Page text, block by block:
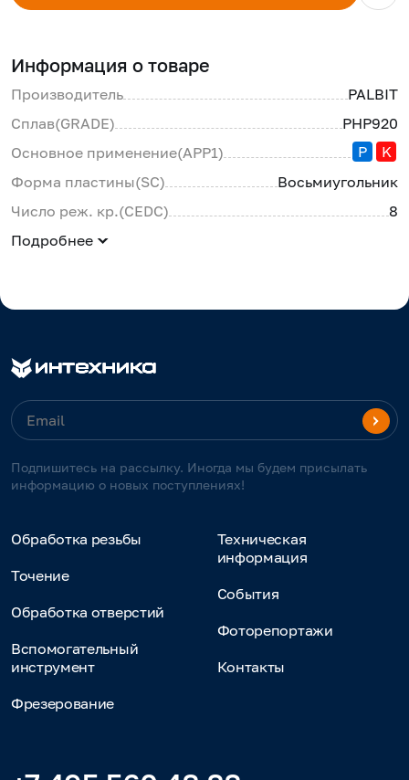
Информация о товаре
Производитель
PALBIT
Сплав(GRADE)
PHP920
Основное применение(APP1)
P
K
Форма пластины(SC)
Восьмиугольник
Число реж. кр.(CEDC)
8
Подробнее
Подпишитесь на рассылку. Иногда мы будем присылать
информацию о новых поступлениях!
Обработка резьбы
Точение
Обработка отверстий
Вспомогательный
инструмент
Фрезерование
Техническая
информация
События
Фоторепортажи
Контакты